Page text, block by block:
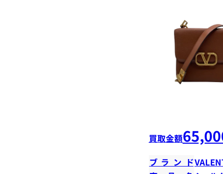
買取金額
ブランド